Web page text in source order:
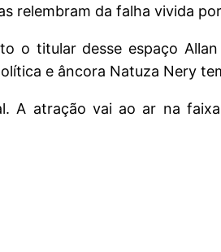
relembram da falha vivida
o titular desse espaço
e âncora Natuza Nery
A atração vai ao ar na